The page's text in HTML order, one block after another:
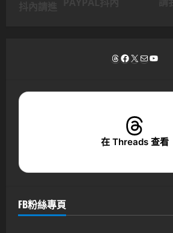
Threads
Facebook
X 電子郵件YouTube
在 Threads 查看
FB粉絲專頁